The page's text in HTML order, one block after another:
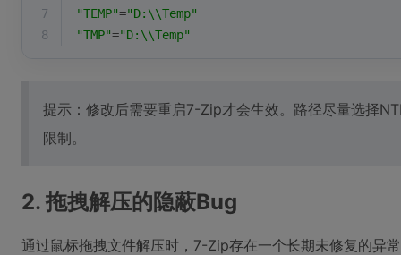
7
"TEMP"="D:\\Temp"
8
"TMP"="D:\\Temp"
提示：修改后需要重启7-Zip才会生效。路径尽量选择
限制。
2. 拖拽解压的隐蔽Bug
通过鼠标拖拽文件解压时，7-Zip存在一个长期未修复的异